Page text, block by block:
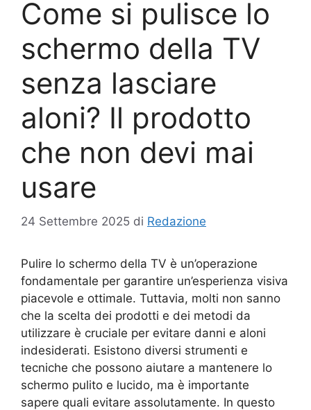
Come si pulisce lo
schermo della TV
senza lasciare
aloni? Il prodotto
che non devi mai
usare
24 Settembre 2025 di Redazione
Pulire lo schermo della TV è un’operazione
fondamentale per garantire un’esperienza visiva
piacevole e ottimale. Tuttavia, molti non sanno
che la scelta dei prodotti e dei metodi da
utilizzare è cruciale per evitare danni e aloni
indesiderati. Esistono diversi strumenti e
tecniche che possono aiutare a mantenere lo
schermo pulito e lucido, ma è importante
sapere quali evitare assolutamente. In questo